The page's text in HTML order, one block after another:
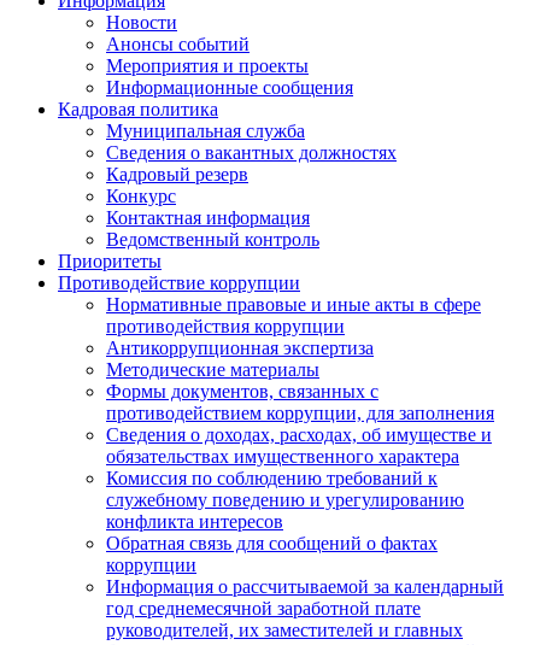
Новости
Анонсы событий
Мероприятия и проекты
Информационные сообщения
Кадровая политика
Муниципальная служба
Сведения о вакантных должностях
Кадровый резерв
Конкурс
Контактная информация
Ведомственный контроль
Приоритеты
Противодействие коррупции
Нормативные правовые и иные акты в сфере
противодействия коррупции
Антикоррупционная экспертиза
Методические материалы
Формы документов, связанных с
противодействием коррупции, для заполнения
Сведения о доходах, расходах, об имуществе и
обязательствах имущественного характера
Комиссия по соблюдению требований к
служебному поведению и урегулированию
конфликта интересов
Обратная связь для сообщений о фактах
коррупции
Информация о рассчитываемой за календарный
год среднемесячной заработной плате
руководителей, их заместителей и главных